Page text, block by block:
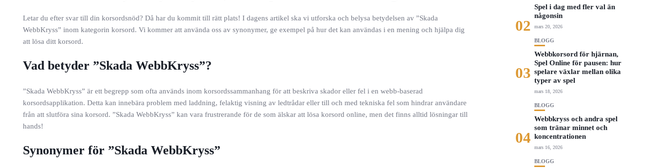
Letar du efter svar till din korsordsnöd? Då har du kommit till rätt plats! I dagens artikel ska vi utforska och belysa betydelsen av ”Skada
WebbKryss” inom kategorin korsord. Vi kommer att använda oss av synonymer, ge exempel på hur det kan användas i en mening och hjälpa dig
att lösa ditt korsord.
Vad betyder ”Skada WebbKryss”?
”Skada WebbKryss” är ett begrepp som ofta används inom korsordssammanhang för att beskriva skador eller fel i en webb-baserad
korsordsapplikation. Detta kan innebära problem med laddning, felaktig visning av ledtrådar eller till och med tekniska fel som hindrar användare
från att slutföra sina korsord. ”Skada WebbKryss” kan vara frustrerande för de som älskar att lösa korsord online, men det finns alltid lösningar till
hands!
Synonymer för ”Skada WebbKryss”
02
Spel i dag med fler val än
någonsin
mars 20, 2026
03
BLOGG
Webbkorsord för hjärnan,
Spel Online för pausen: hur
spelare växlar mellan olika
typer av spel
mars 18, 2026
04
BLOGG
Webbkryss och andra spel
som tränar minnet och
koncentrationen
mars 16, 2026
BLOGG